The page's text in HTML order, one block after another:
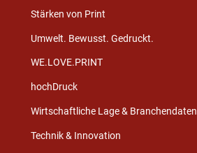
Stärken von Print
Umwelt. Bewusst. Gedruckt.
WE.LOVE.PRINT
hochDruck
Wirtschaftliche Lage & Branchendaten
Technik & Innovation